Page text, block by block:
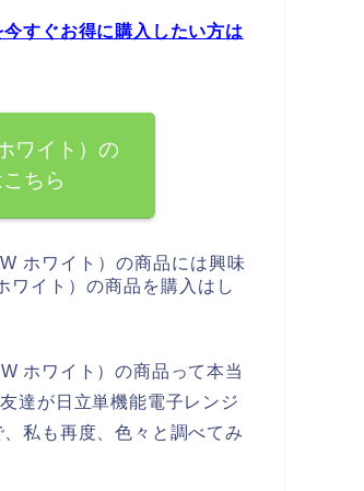
すぐお得に購入したい方は
ワイト）の
ちら
ホワイト）の商品には興味
ワイト）の商品を購入はし
ホワイト）の商品って本当
達が日立単機能電子レンジ
私も再度、色々と調べてみ